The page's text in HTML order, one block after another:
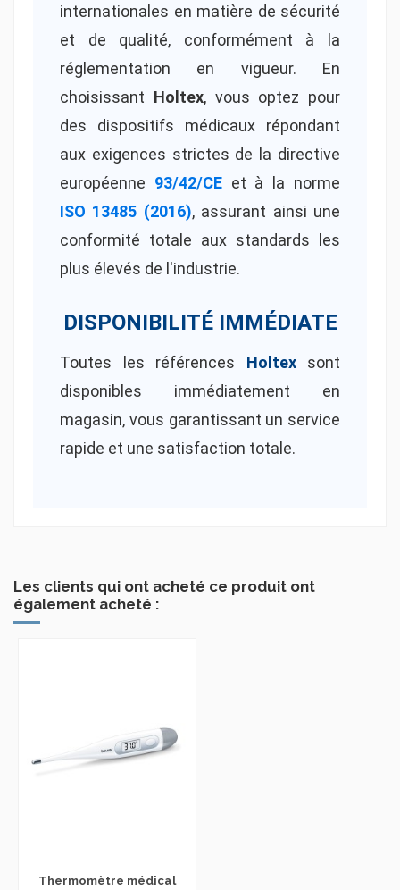
internationales en matière de sécurité
et de qualité, conformément à la
réglementation en vigueur. En
choisissant Holtex, vous optez pour
des dispositifs médicaux répondant
aux exigences strictes de la directive
européenne 93/42/CEet à la norme
ISO 13485 (2016), assurant ainsi une
conformité totale aux standards les
plus élevés de l'industrie.
DISPONIBILITÉ IMMÉDIATE
Toutes les références Holtexsont
disponibles immédiatement en
magasin, vous garantissant un service
rapide et une satisfaction totale.
Les clients qui ont acheté ce produit ont
également acheté :
Thermomètre médical